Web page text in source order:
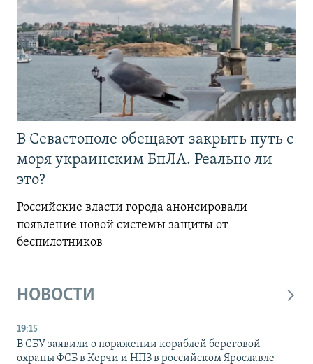
В Севастополе обещают закрыть путь с
моря украинским БпЛА. Реально ли
это?
Российские власти города анонсировали
появление новой системы защиты от
беспилотников
НОВОСТИ
19:15
В СБУ заявили о поражении кораблей береговой
охраны ФСБ в Керчи и НПЗ в российском Ярославле